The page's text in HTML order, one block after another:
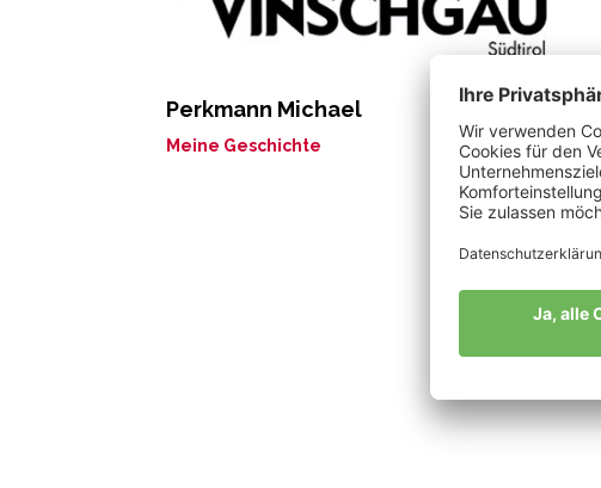
Perkmann Michael
Meine Geschichte